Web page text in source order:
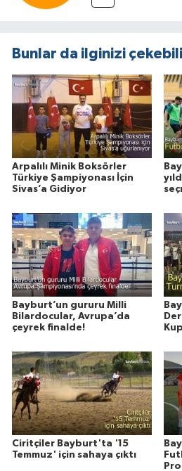
Bunlar da ilginizi
Arpalılı Minik Boksörler
Türkiye Şampiyonası İçin
Sivas’a Gidiyor
Bayburt’un gururu Milli
Bilardocular, Avrupa’da
çeyrek finalde!
Ciritçiler Bayburt'ta '15
Temmuz' için sahaya çıktı